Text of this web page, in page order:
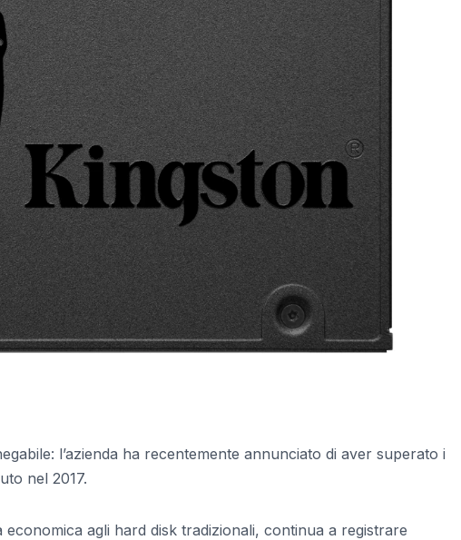
l’azienda ha recentemente annunciato di aver superato i
nel 2017.
agli hard disk tradizionali, continua a registrare